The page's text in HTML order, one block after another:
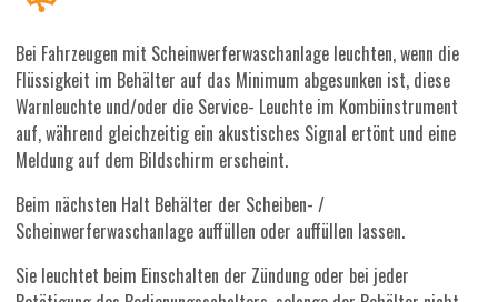
Bei Fahrzeugen mit Scheinwerferwaschanlage leuchten, wenn die
Flüssigkeit im Behälter auf das Minimum abgesunken ist, diese
Warnleuchte und/oder die Service- Leuchte im Kombiinstrument
auf, während gleichzeitig ein akustisches Signal ertönt und eine
Meldung auf dem Bildschirm erscheint.
Beim nächsten Halt Behälter der Scheiben- /
Scheinwerferwaschanlage auffüllen oder auffüllen lassen.
Sie leuchtet beim Einschalten der Zündung oder bei jeder